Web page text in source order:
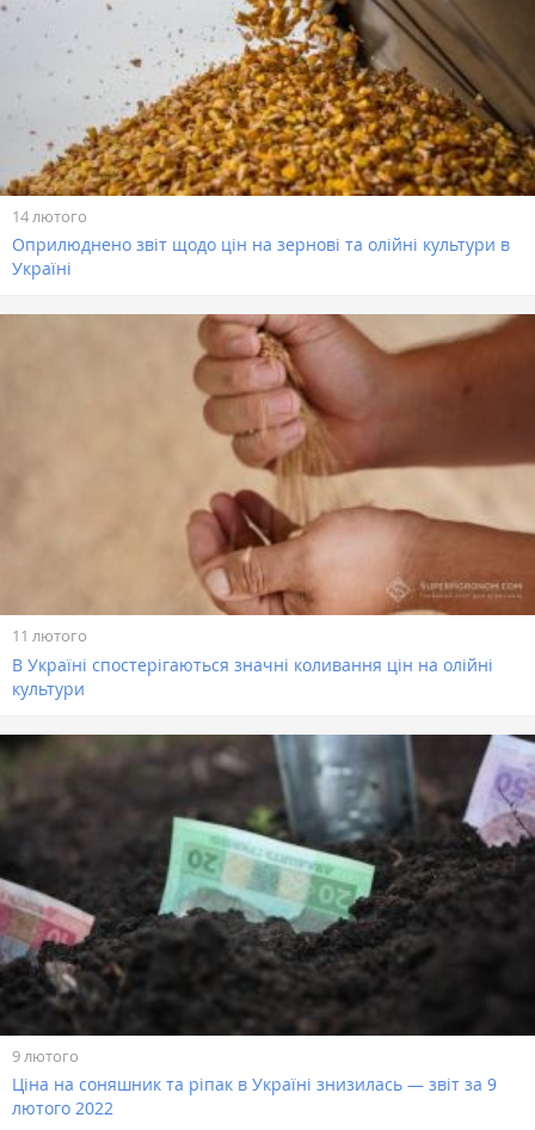
14 лютого
Оприлюднено звіт щодо цін на зернові та олійні культури в
Україні
11 лютого
В Україні спостерігаються значні коливання цін на олійні
культури
9 лютого
Ціна на соняшник та ріпак в Україні знизилась — звіт за 9
лютого 2022